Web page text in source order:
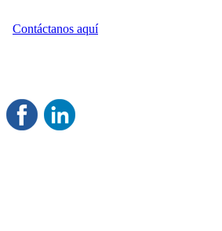
Contáctanos aquí